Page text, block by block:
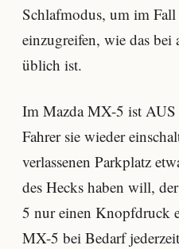
Schlafmodus, um im
einzugreifen, wie das bei
üblich ist.
Im Mazda MX-5 ist
Fahrer sie wieder
verlassenen Parkplatz
des Hecks haben will,
5 nur einen Knopfdruck
MX-5 bei Bedarf